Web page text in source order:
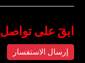
ابقَ على تواصل
إرسال الاستفسار